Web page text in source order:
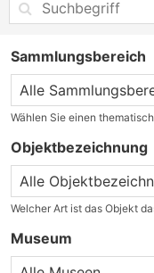
Sammlungsbereich
Wählen Sie einen
Objektbezeichnung
Welcher Art ist das Objekt
Museum